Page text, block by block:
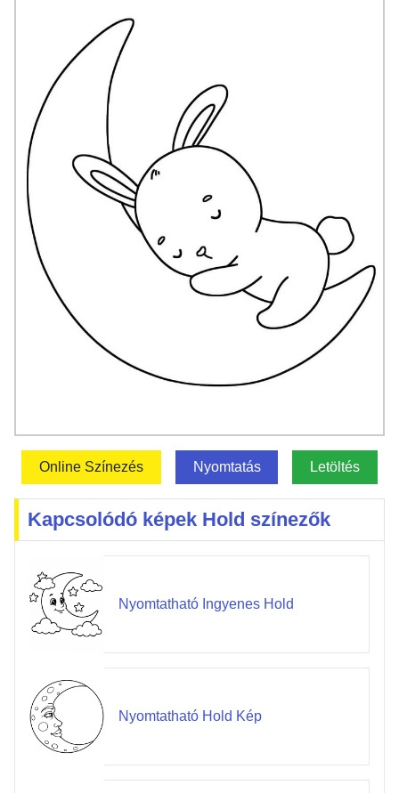
Online Színezés Nyomtatás Letöltés
Kapcsolódó képek Hold színezők
Nyomtatható Ingyenes Hold
Nyomtatható Hold Kép